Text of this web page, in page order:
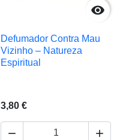

Defumador Contra Mau
Vizinho – Natureza
Espiritual
3,80 €
 